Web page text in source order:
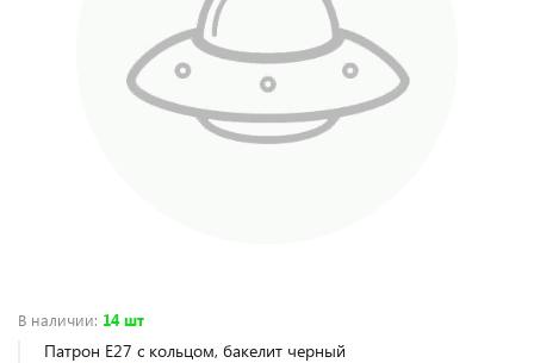
В наличии: 14 шт
Патрон Е27 с кольцом, бакелит черный